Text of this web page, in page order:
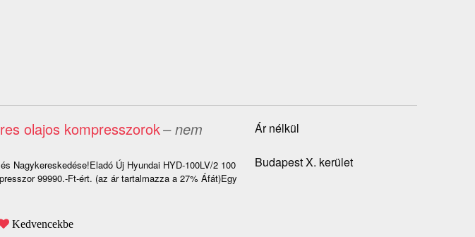
olajos kompresszorok– nem
Nagykereskedése!Eladó Új Hyundai HYD-100LV/2 100
99990.-Ft-ért. (az ár tartalmazza a 27% Áfát)Egy
Kedvencekbe
Ár nélkül
Budapest X. kerület